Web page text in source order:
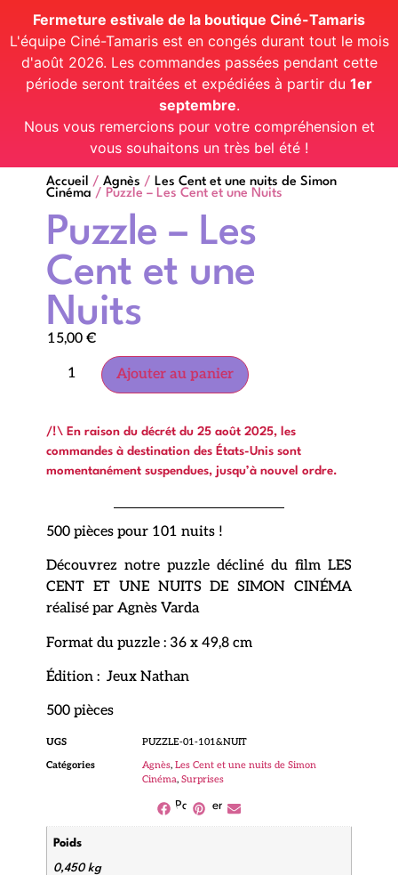
Fermeture estivale de la boutique Ciné-Tamaris
L'équipe Ciné-Tamaris est en congés durant tout le mois
d'août 2026. Les commandes passées pendant cette
période seront traitées et expédiées à partir du 1er
septembre.
Nous vous remercions pour votre compréhension et
vous souhaitons un très bel été !
Accueil / Agnès / Les Cent et une nuits de Simon
Cinéma / Puzzle – Les Cent et une Nuits
Puzzle – Les
Cent et une
Nuits
15,00 €
Ajouter au panier
/!\ En raison du décrét du 25 août 2025, les
commandes à destination des États-Unis sont
momentanément suspendues, jusqu’à nouvel ordre.
500 pièces pour 101 nuits !
Découvrez notre puzzle décliné du film LES
CENT ET UNE NUITS DE SIMON CINÉMA
réalisé par Agnès Varda
Format du puzzle : 36 x 49,8 cm
Édition : Jeux Nathan
500 pièces
UGS
PUZZLE-01-101&NUIT
Catégories
Agnès, Les Cent et une nuits de Simon
Cinéma, Surprises
Partager
Poids
0,450 kg